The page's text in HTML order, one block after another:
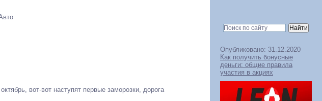
Опубликовано: 31.12.2020
Как получить бонусные
деньги: общие правила
участия в акциях
вот-вот наступят первые заморозки, дорога